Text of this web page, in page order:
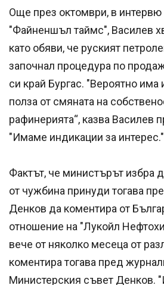
Още през октомври, в интервю
"Файненшъл таймс", Василев
като обяви, че руският
започнал процедура по
си край Бургас. "Вероятно има
полза от смяната на
рафинерията“, казва Василев
"Имаме индикации за интерес."
Фактът, че министърът избра
от чужбина принуди тогава
Денков да коментира от
отношение на "Лукойл
вече от няколко месеца от
коментира тогава пред
Министерския съвет Денков.